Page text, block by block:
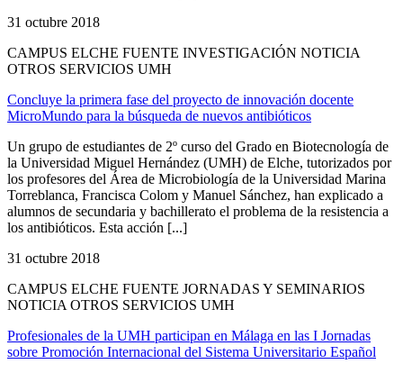
31 octubre 2018
CAMPUS ELCHE FUENTE INVESTIGACIÓN NOTICIA
OTROS SERVICIOS UMH
Concluye la primera fase del proyecto de innovación docente
MicroMundo para la búsqueda de nuevos antibióticos
Un grupo de estudiantes de 2º curso del Grado en Biotecnología de
la Universidad Miguel Hernández (UMH) de Elche, tutorizados por
los profesores del Área de Microbiología de la Universidad Marina
Torreblanca, Francisca Colom y Manuel Sánchez, han explicado a
alumnos de secundaria y bachillerato el problema de la resistencia a
los antibióticos. Esta acción [...]
31 octubre 2018
CAMPUS ELCHE FUENTE JORNADAS Y SEMINARIOS
NOTICIA OTROS SERVICIOS UMH
Profesionales de la UMH participan en Málaga en las I Jornadas
sobre Promoción Internacional del Sistema Universitario Español